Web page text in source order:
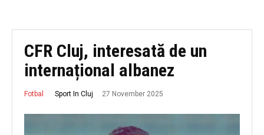
CFR Cluj, interesată de un
internațional albanez
Fotbal Sport In Cluj 27 November 2025